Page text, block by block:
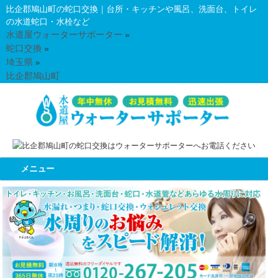
比企郡鳩山町の蛇口交換｜台所・キッチンや風呂、洗面台、トイレ
の水道蛇口・水栓など
水道屋ウォーターサポーター »
蛇口交換 »
埼玉県 »
比企郡鳩山町
メニュー